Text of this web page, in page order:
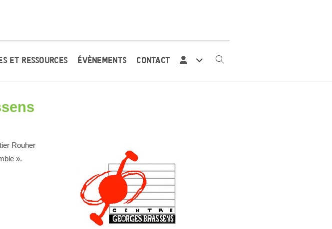
ET RESSOURCES ÉVÈNEMENTS CONTACT
Rouher
».